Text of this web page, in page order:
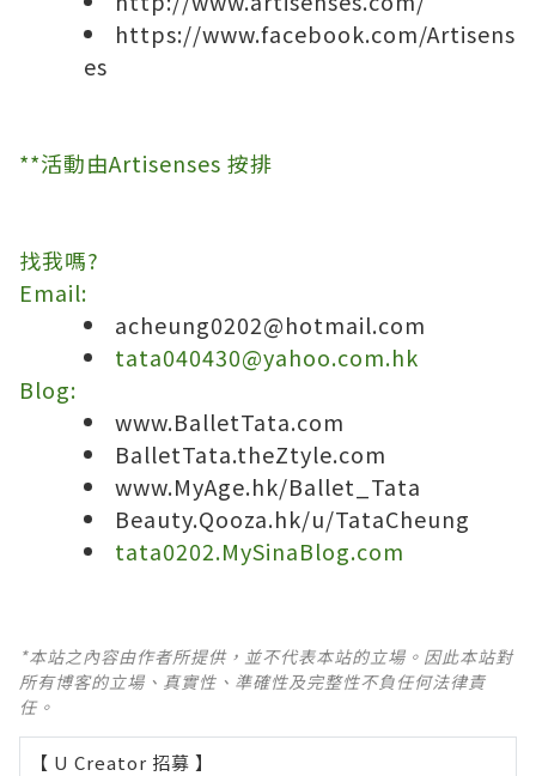
https://www.facebook.com/Artisens
es
**活動由Artisenses 按排
找我嗎?
Email:
acheung0202@hotmail.com
tata040430@yahoo.com.hk
Blog:
www.BalletTata.com
BalletTata.theZtyle.com
www.MyAge.hk/Ballet_Tata
Beauty.Qooza.hk/u/TataCheung
tata0202.MySinaBlog.com
*本站之內容由作者所提供，並不代表本站的立場。因此本站對
所有博客的立場、真實性、準確性及完整性不負任何法律責
任。
【 U Creator 招募 】